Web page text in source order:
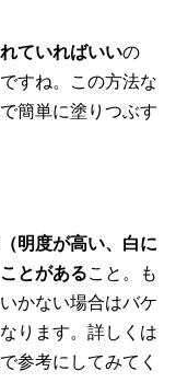
ていればいいの
すね。この方法な
簡単に塗りつぶす
明度が高い、白に
とがあること。も
かない場合はバケ
ります。詳しくは
参考にしてみてく